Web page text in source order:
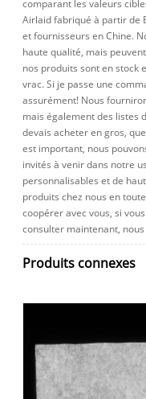
comparant les valeurs
Airlaid fabriqué à partir de
et fournisseurs en Chine.
haute qualité, mais
nos produits sont en stock
vrac. Si je passe une
assurément! Nous
mais également des listes
devais acheter en gros,
est important, nous
invités à venir dans notre
personnalisables et de
produits chez nous en
coopérer avec vous, si
consulter maintenant,
Produits connexes